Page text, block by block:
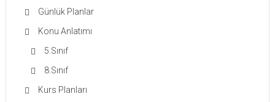
Günlük Planlar
Konu Anlatımı
5.Sınıf
8.Sınıf
Kurs Planları